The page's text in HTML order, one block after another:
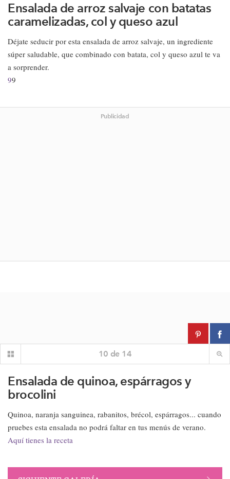
Ensalada de arroz salvaje con batatas
caramelizadas, col y queso azul
Déjate seducir por esta ensalada de arroz salvaje, un ingrediente
súper saludable, que combinado con batata, col y queso azul te va
a sorprender.
99
Publicidad
10 de 14
Ensalada de quinoa, espárragos y
brocolini
Quinoa, naranja sanguinea, rabanitos, brécol, espárragos... cuando
pruebes esta ensalada no podrá faltar en tus menús de verano.
Aquí tienes la receta